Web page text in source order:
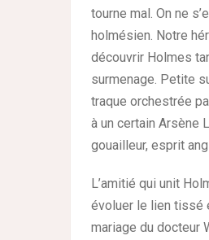
tourne mal. On ne
holmésien. Notre
découvrir Holmes
surmenage. Petite
traque orchestrée
à un certain Arsène
gouailleur, esprit
L’amitié qui unit
évoluer le lien tissé
mariage du docteur